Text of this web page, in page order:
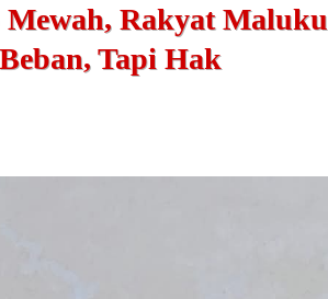
Rakyat Maluku
Tapi Hak